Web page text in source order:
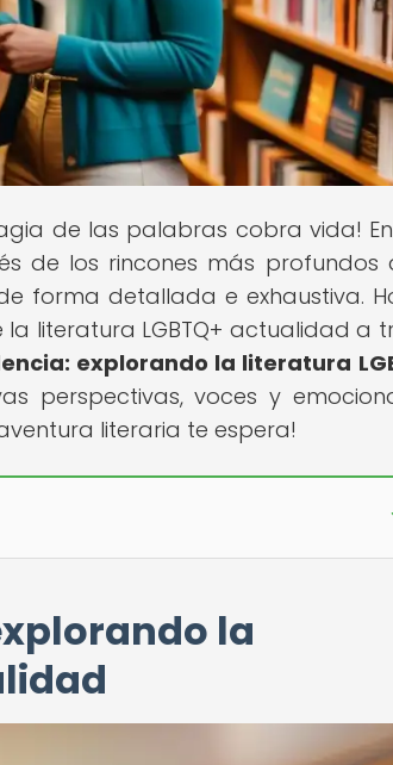
de las palabras cobra vida!
de los rincones más profundos
forma detallada e exhaustiva.
literatura LGBTQ+ actualidad a
explorando la literatura
perspectivas, voces y
literaria te espera!
la